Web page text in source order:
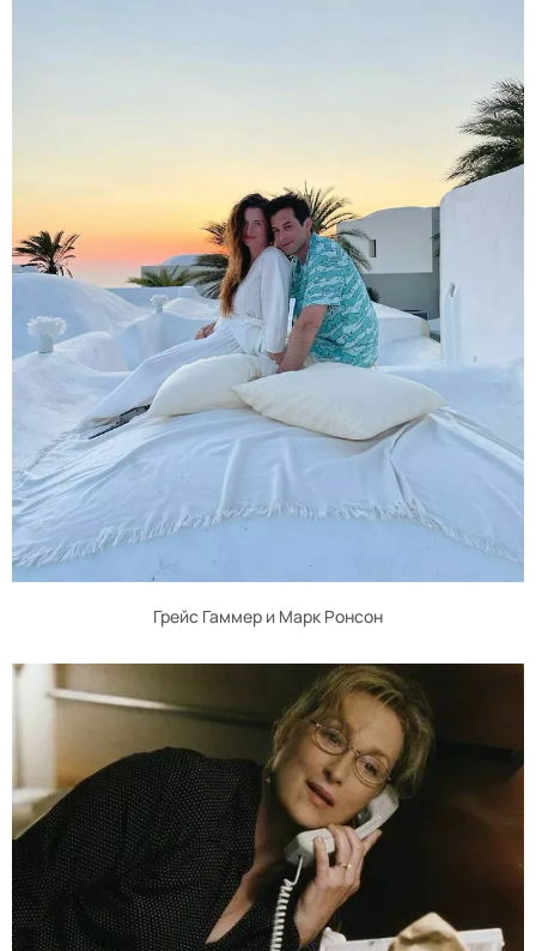
Грейс Гаммер и Марк Ронсон